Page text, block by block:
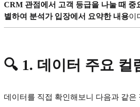
CRM 관점에서 고객 등급을 나눌 때 중
별하여 분석가 입장에서 요약한 내용이
🔍 1. 데이터 주요 컬
데이터를 직접 확인해보니 다음과 같은